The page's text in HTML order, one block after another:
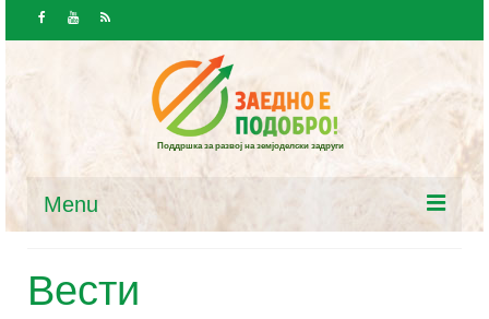
Поддршка за развој на земјоделски задруги
Menu
Вести и јавност
Вести